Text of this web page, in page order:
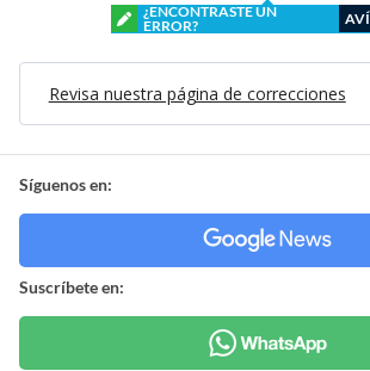
¿ENCONTRASTE UN
ERROR?
Revisa nuestra página de correcciones
Síguenos en:
Suscríbete en: